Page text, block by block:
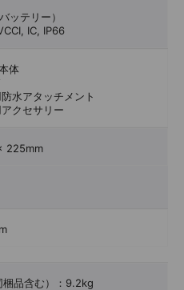
ッテリー）
IC, IP66
体
水アタッチメント
クセサリー
225mm
梱品含む）：9.2kg